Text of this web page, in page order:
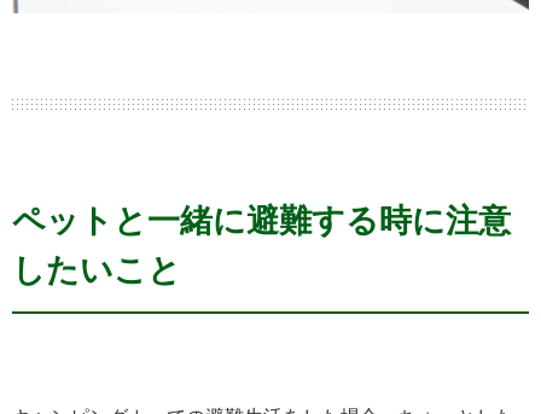
ペットと一緒に避難する時に注意
したいこと